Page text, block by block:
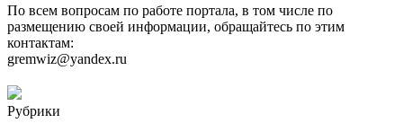
По всем вопросам по работе портала, в том числе по
размещению своей информации, обращайтесь по этим
контактам:
gremwiz@yandex.ru
Рубрики